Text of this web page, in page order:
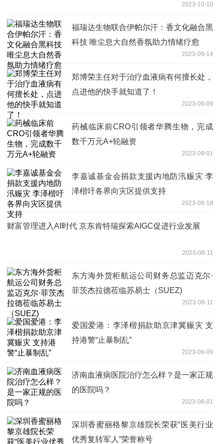
2023-10-10
福瑞达生物联合伊帕尔汗：香文化融合黑
科技 唯尘息大自然香氛助力情绪疗愈
2023-09-14
郑博荣主任对于治疗血液病有何擅长处，
点进他的快手就知道了！
2023-09-09
药械临床前CRO引领者华腾生物，完成
数千万元A+轮融资
2023-09-01
李嘉诚基金会捐款支援内地防汛赈灾 李
泽楷吁各界向灾区提供支持
2023-08-18
财富管理进入AI时代 京东肯特瑞探索AIGC促进行业发展
2023-08-11
东方海外货柜航运公司财务总监迈克尔·
菲茨杰拉德莅临苏易士（SUEZ)
2023-08-11
爱国爱港：李泽楷捐款助京津冀赈灾 支
持港警“止暴制乱”
2023-08-09
济南血液病医院治疗怎么样？是一家正规
的医院吗？
2023-08-01
深圳香蜜丽格黎京雄院长荣获“医美行业
优秀复转军人”荣誉称号